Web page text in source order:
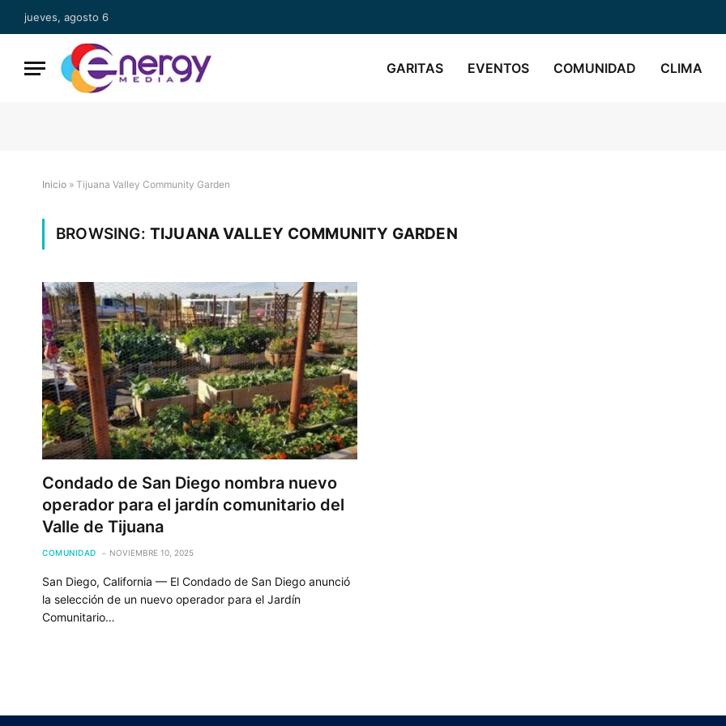
jueves, agosto 6
GARITAS EVENTOS COMUNIDAD CLIMA
Inicio » Tijuana Valley Community Garden
BROWSING: TIJUANA VALLEY COMMUNITY GARDEN
Condado de San Diego nombra nuevo
operador para el jardín comunitario del
Valle de Tijuana
COMUNIDAD NOVIEMBRE 10, 2025
San Diego, California — El Condado de San Diego anunció
la selección de un nuevo operador para el Jardín
Comunitario…